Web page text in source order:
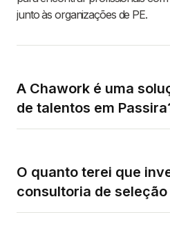
junto às organizações de PE.
A Chawork é uma
de talentos em
O quanto terei que
consultoria de seleção